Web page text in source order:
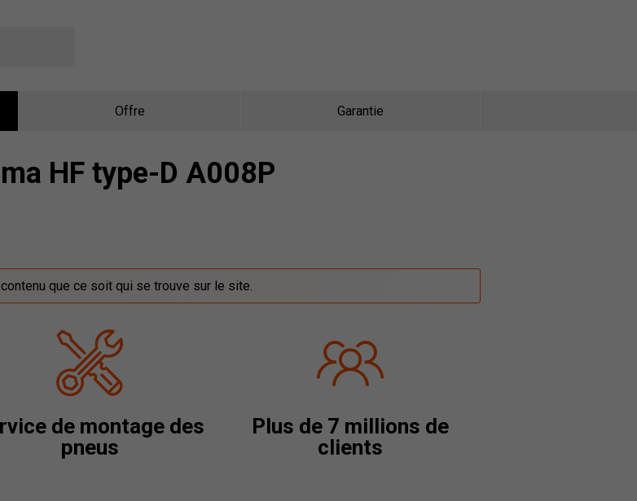
Offre Garantie
HF type-D A008P
que ce soit qui se trouve sur le site.
de montage des
pneus
Plus de 7 millions de
clients